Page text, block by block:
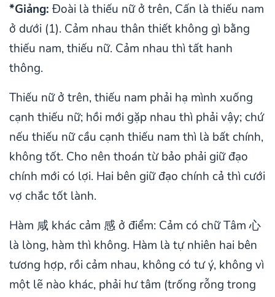
*Giảng: Đoài là thiếu nữ ở trên, Cấn là thiếu nam
ở dưới (1). Cảm nhau thân thiết không gì bằng
thiếu nam, thiếu nữ. Cảm nhau thì tất hanh
thông.
Thiếu nữ ở trên, thiếu nam phải hạ mình xuống
cạnh thiếu nữ; hồi mới gặp nhau thì phải vậy; chứ
nếu thiếu nữ cầu cạnh thiếu nam thì là bất chính,
không tốt. Cho nên thoán từ bảo phải giữ đạo
chính mới có lợi. Hai bên giữ đạo chính cả thì cưới
vợ chắc tốt lành.
Hàm 咸 khác cảm 感 ở điểm: Cảm có chữ Tâm 心
là lòng, hàm thì không. Hàm là tự nhiên hai bên
tương hợp, rồi cảm nhau, không có tư ý, không vì
một lẽ nào khác, phải hư tâm (trống rỗng trong